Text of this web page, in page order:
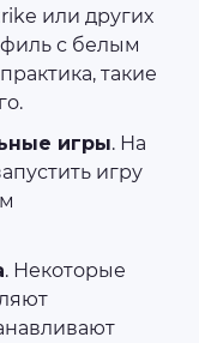
или других
с белым
такие
игры. На
игру
. Некоторые